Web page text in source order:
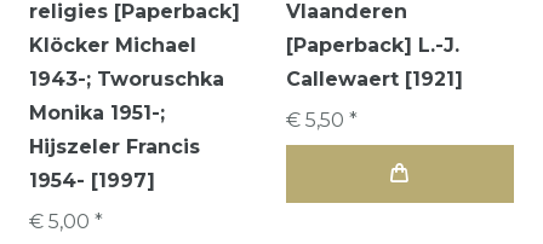
religies [Paperback]
Klöcker Michael
1943-; Tworuschka
Monika 1951-;
Hijszeler Francis
1954- [1997]
€ 5,00 *
Vlaanderen
[Paperback] L.-J.
Callewaert [1921]
€ 5,50 *